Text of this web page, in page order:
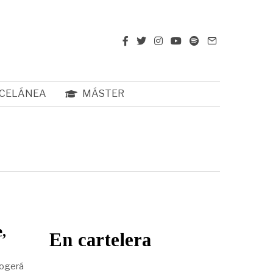
MÁSTER
En cartelera